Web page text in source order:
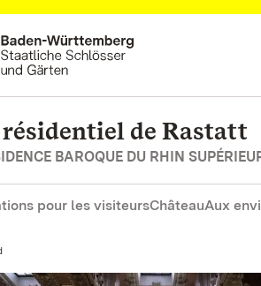
de Rastatt
BAROQUE DU RHIN
pour les visiteursChâteauAux